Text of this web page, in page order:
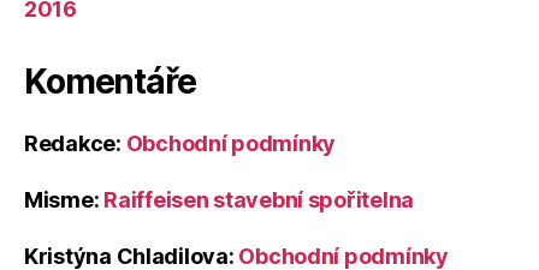
2016
Komentáře
Redakce: Obchodní podmínky
Misme: Raiffeisen stavební spořitelna
Kristýna Chladilova: Obchodní podmínky